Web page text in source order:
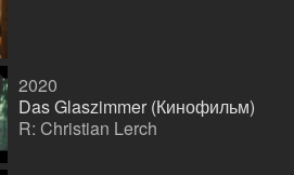
2020
Das Glaszimmer (Кинофильм)
R: Christian Lerch